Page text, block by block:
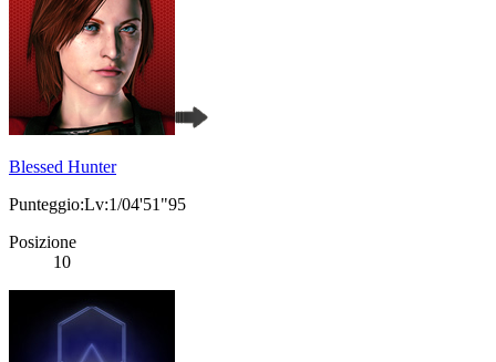
Blessed Hunter
Punteggio:Lv:1/04'51"95
Posizione
10